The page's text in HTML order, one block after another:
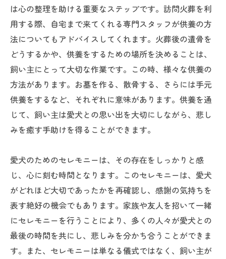
は心の整理を助ける重要なステップです。訪問火葬を利
用する際、自宅まで来てくれる専門スタッフが供養の方
法についてもアドバイスしてくれます。火葬後の遺骨を
どうするかや、供養をするための場所を決めることは、
飼い主にとって大切な作業です。この時、様々な供養の
方法があります。お墓を作る、散骨する、さらには手元
供養をするなど、それぞれに意味があります。供養を通
じて、飼い主は愛犬との思い出を大切にしながら、悲し
みを癒す手助けを得ることができます。
愛犬のためのセレモニーは、その存在をしっかりと感
じ、心に刻む時間となります。このセレモニーは、愛犬
がどれほど大切であったかを再確認し、感謝の気持ちを
表す絶好の機会でもあります。家族や友人を招いて一緒
にセレモニーを行うことにより、多くの人々が愛犬との
最後の時間を共にし、悲しみを分かち合うことができま
す。また、セレモニーは単なる儀式ではなく、飼い主が